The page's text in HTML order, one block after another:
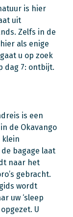
is hier
uit
Zelfs in de
als enige
u op zoek
dag 7: ontbijt.
is een
de Okavango
klein
bagage laat
naar het
gebracht.
wordt
uw ‘sleep
U